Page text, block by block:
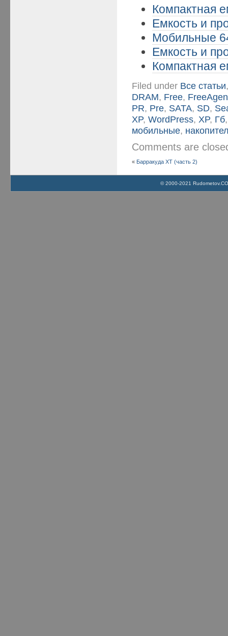
Компактная
Емкость и
Мобильные
Емкость и
Компактная
Filed under Все статьи
DRAM, Free,
PR, Pre, SATA, SD,
XP,WordPress, XP, Гб
мобильные,
Comments are
« Барракуда XT (часть 2)
© 2000-2021